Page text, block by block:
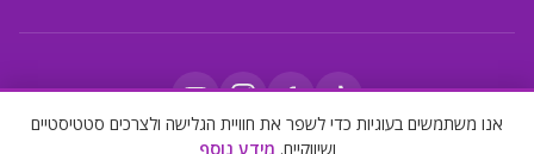
אנו משתמשים בעוגיות כדי לשפר את חוויית הגלישה ולצרכים סטטיסטיים
ושיווקיים. מידע נוסף